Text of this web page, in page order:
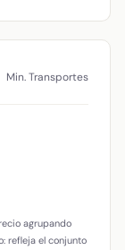
Min. Transportes
agrupando
refleja el conjunto